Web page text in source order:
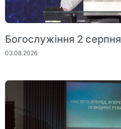
Богослужіння 2 серпня
03.08.2026